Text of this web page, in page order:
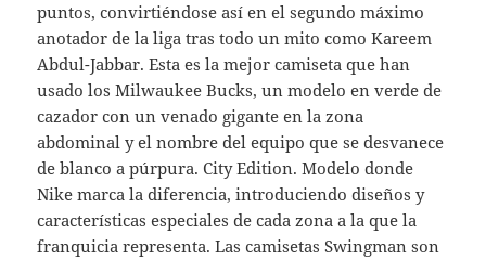
puntos, convirtiéndose así en el segundo máximo
anotador de la liga tras todo un mito como Kareem
Abdul-Jabbar. Esta es la mejor camiseta que han
usado los Milwaukee Bucks, un modelo en verde de
cazador con un venado gigante en la zona
abdominal y el nombre del equipo que se desvanece
de blanco a púrpura. City Edition. Modelo donde
Nike marca la diferencia, introduciendo diseños y
características especiales de cada zona a la que la
franquicia representa. Las camisetas Swingman son